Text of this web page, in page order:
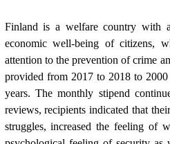
Finland is a welfare country with
economic well-being of citizens,
attention to the prevention of crime
provided from 2017 to 2018 to
years. The monthly stipend
reviews, recipients indicated that
struggles, increased the feeling of